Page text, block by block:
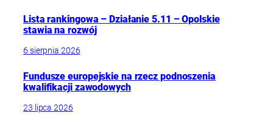
Lista rankingowa – Działanie 5.11 – Opolskie
stawia na rozwój
6 sierpnia 2026
Fundusze europejskie na rzecz podnoszenia
kwalifikacji zawodowych
23 lipca 2026